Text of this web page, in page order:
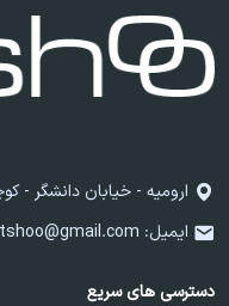
ارومیه - خیابان دانشگر -
ایمیل:
دسترسی های سریع